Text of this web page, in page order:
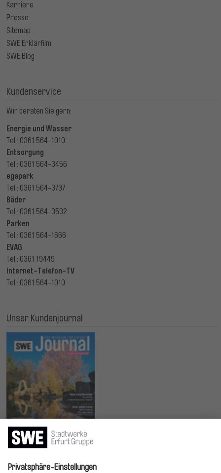
Karriere
Presse
Sitemap
SWE Erklärfilm
SWE Blog
Kundenservice
Wir beraten Sie gern:
Energie und Wasser
Tel.: 0361 564-1010
Entsorgung
Tel.: 0361 564-3456
egapark
Tel.: 0361 564-3737
Bäder
Tel.: 0361 564-3532
Parken
Tel.: 0361 564-1666
EVAG
Tel.: 0361 19449
Internet-Telefon-TV
Tel.: 0361 564-1010
Unser Kundenjournal
Jetzt lesen!